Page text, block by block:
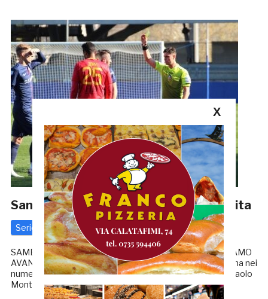
Samb-Ravenna 0-0, i numeri della partita
Serie C 25 Marzo 2021 diRedazione GRB
SAMB-RAVENNA 0-0, LA CRONACA MONTERO: «ANDIAMO
AVANTI…» Lo 0-0 tra Samb e Ravenna trova una conferma nei
numeri della sfida del Riviera delle Palme. La squadra di Paolo
Montero ha fatto qualcosa in più rispetto […]
X